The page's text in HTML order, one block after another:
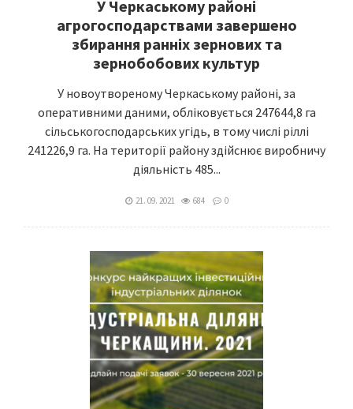
У Черкаському районі
агрогосподарствами завершено
збирання ранніх зернових та
зернобобових культур
У новоутвореному Черкаському районі, за
оперативними даними, обліковується 247644,8 га
сільськогосподарських угідь, в тому числі ріллі
241226,9 га. На території району здійснює виробничу
діяльність 485...
21. 09. 2021 684 0